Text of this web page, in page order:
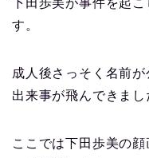
下田歩美が事件を起
す。
成人後さっそく名前
出来事が飛んできまし
ここでは下田歩美の